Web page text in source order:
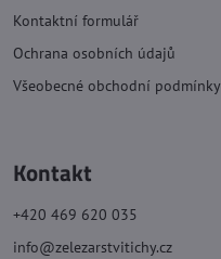
Kontaktní formulář
Ochrana osobních údajů
Všeobecné obchodní podmínky
Kontakt
+420 469 620 035
info@zelezarstvitichy.cz